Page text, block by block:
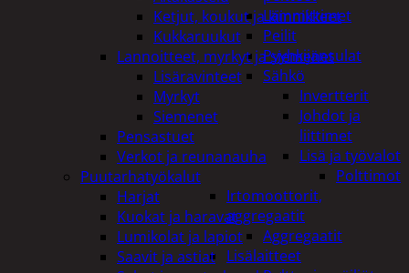
Lämmittimet
Peilit
Pyyhkijänsulat
Sähkö
Invertterit
Johdot ja
liittimet
Lisä ja työvalot
Polttimot
Irtomoottorit,
aggregaatit
Aggregaatit
Lisälaitteet
Ketjut, koukut ja kiinnikkeet
Kukkaruukut
Lannoitteet, myrkyt ja siemenet
Lisäravinteet
Myrkyt
Siemenet
Pensastuet
Verkot ja reunanauha
Puutarhatyökalut
Harjat
Kuokat ja haravat
Lumikolat ja lapiot
Saavit ja astiat